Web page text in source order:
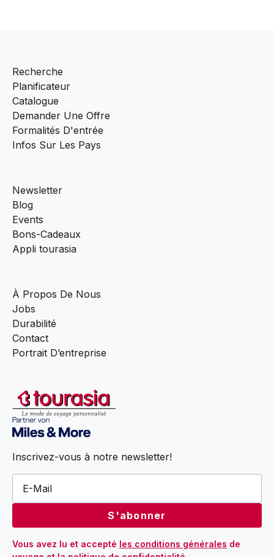
Recherche
Planificateur
Catalogue
Demander Une Offre
Formalités D'entrée
Infos Sur Les Pays
Newsletter
Blog
Events
Bons-Cadeaux
Appli tourasia
À Propos De Nous
Jobs
Durabilité
Contact
Portrait D’entreprise
Inscrivez-vous à notre newsletter!
Vous avez lu et accepté les conditions générales de